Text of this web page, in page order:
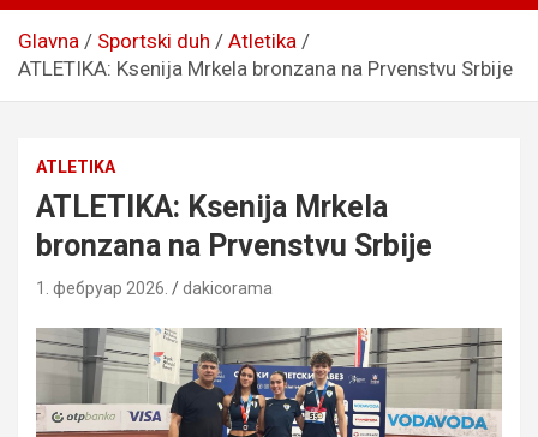
Glavna Sportski duh
Atletika
ATLETIKA: Ksenija Mrkela bronzana na Prvenstvu Srbije
ATLETIKA
ATLETIKA: Ksenija Mrkela
bronzana na Prvenstvu Srbije
1. фебруар 2026. dakicorama